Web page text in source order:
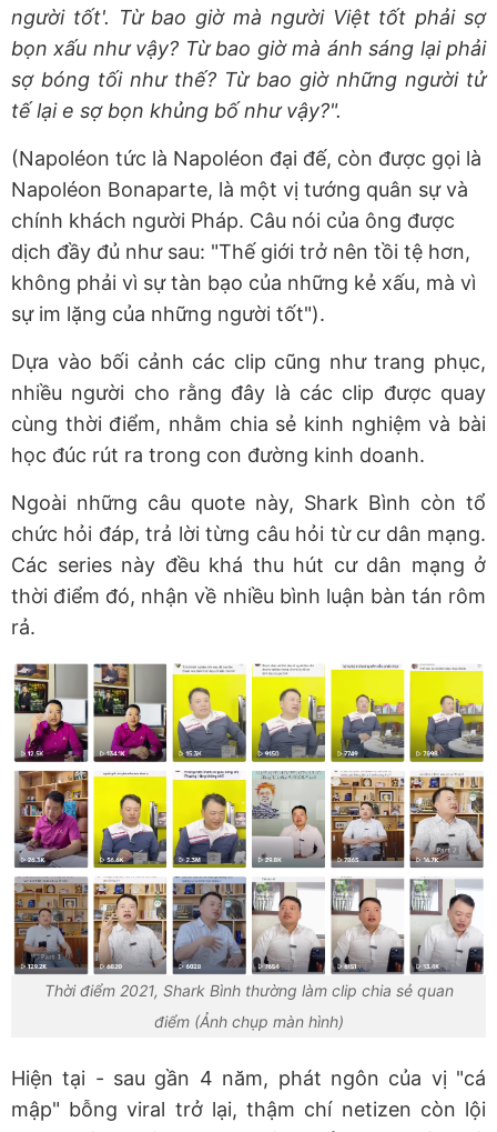
người tốt'. Từ bao giờ mà người Việt tốt phải sợ
bọn xấu như vậy? Từ bao giờ mà ánh sáng lại phải
sợ bóng tối như thế? Từ bao giờ những người tử
tế lại e sợ bọn khủng bố như vậy?".
(Napoléon tức là Napoléon đại đế, còn được gọi là
Napoléon Bonaparte, là một vị tướng quân sự và
chính khách người Pháp. Câu nói của ông được
dịch đầy đủ như sau: "Thế giới trở nên tồi tệ hơn,
không phải vì sự tàn bạo của những kẻ xấu, mà vì
sự im lặng của những người tốt").
Dựa vào bối cảnh các clip cũng như trang phục,
nhiều người cho rằng đây là các clip được quay
cùng thời điểm, nhằm chia sẻ kinh nghiệm và bài
học đúc rút ra trong con đường kinh doanh.
Ngoài những câu quote này, Shark Bình còn tổ
chức hỏi đáp, trả lời từng câu hỏi từ cư dân mạng.
Các series này đều khá thu hút cư dân mạng ở
thời điểm đó, nhận về nhiều bình luận bàn tán rôm
rả.
Thời điểm 2021, Shark Bình thường làm clip chia sẻ quan
điểm (Ảnh chụp màn hình)
Hiện tại - sau gần 4 năm, phát ngôn của vị "cá
mập" bỗng viral trở lại, thậm chí netizen còn lội